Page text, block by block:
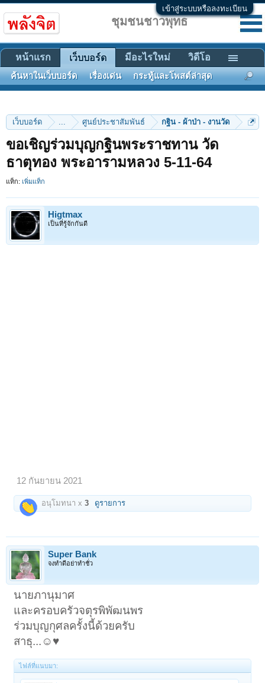
เข้าสู่ระบบหรือลงทะเบียน
เว็บบอร์ด ... ศูนย์ประชาสัมพันธ์ กฐิน - ผ้าป่า - งานวัด
ขอเชิญร่วมบุญกฐินพระราชทาน วัด
ธาตุทอง พระอารามหลวง 5-11-64
แท็ก: เพิ่มแท็ก
Higtmax
เป็นที่รู้จักกันดี
12 กันยายน 2021
อนุโมทนา x3 ดูรายการ
Super Bank
จงทำดีอย่าทำชั่ว
นายภานุมาศ
และครอบครัวจตุรพิพัฒนพร
ร่วมบุญกุศลครั้งนี้ด้วยครับ
สาธุ...☺️♥️
ไฟล์ที่แนบมา:
ชุมชนชาวพุทธ
หน้าแรก เว็บบอร์ด
ค้นหาในเว็บบอร์ด เรื่องเด่น กระทู้และโพสต์ล่าสุด
มีอะไรใหม่ วิดีโอ